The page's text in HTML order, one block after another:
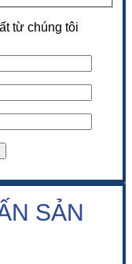
từ chúng tôi
SẢN